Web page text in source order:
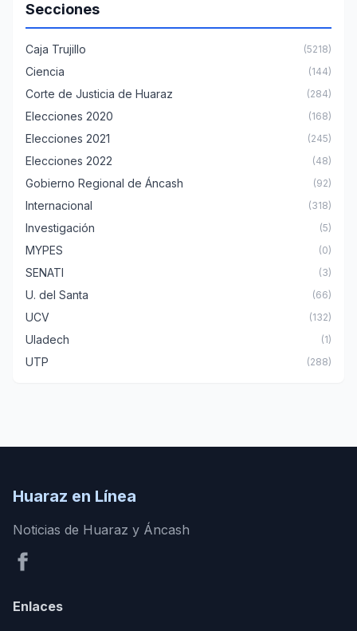
Secciones
Caja Trujillo (5218)
Ciencia (144)
Corte de Justicia de Huaraz (284)
Elecciones 2020 (168)
Elecciones 2021 (245)
Elecciones 2022 (48)
Gobierno Regional de Áncash (92)
Internacional (318)
Investigación (5)
MYPES (0)
SENATI (3)
U. del Santa (66)
UCV (132)
Uladech (1)
UTP (288)
Huaraz en Línea
Noticias de Huaraz y Áncash
Enlaces